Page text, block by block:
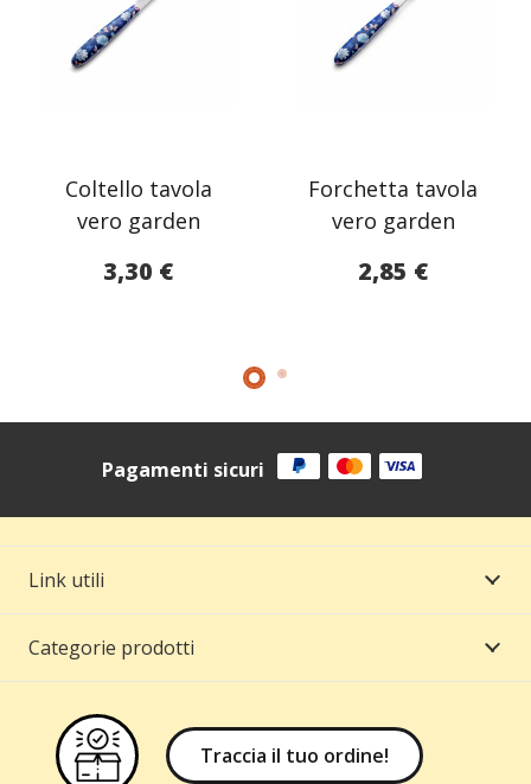
Coltello tavola
vero garden
3,30 €
Forchetta tavola
vero garden
2,85 €
Pagamenti sicuri
Link utili
Categorie prodotti
Traccia il tuo ordine!